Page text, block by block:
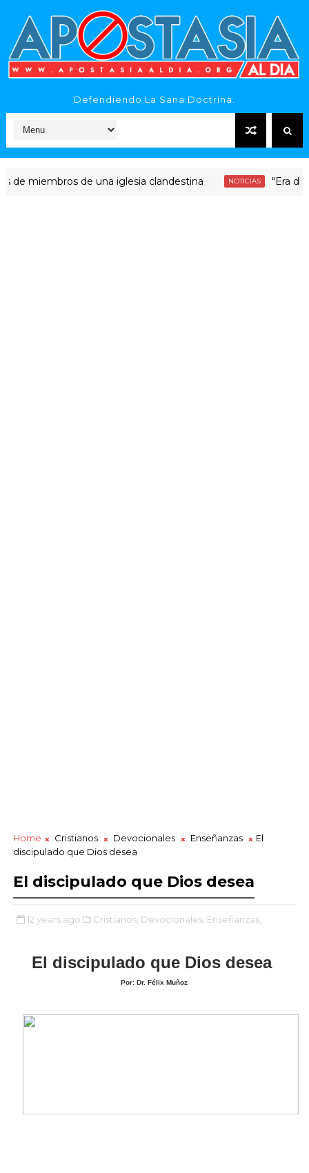
Defendiendo La Sana Doctrina.
de una iglesia clandestina NOTICIAS "Era dinero
Home Cristianos Devocionales Enseñanzas
El
discipulado que Dios desea
El discipulado que Dios desea
12 years ago Cristianos, Devocionales, Enseñanzas,
El discipulado que Dios desea
Por: Dr. Félix Muñoz